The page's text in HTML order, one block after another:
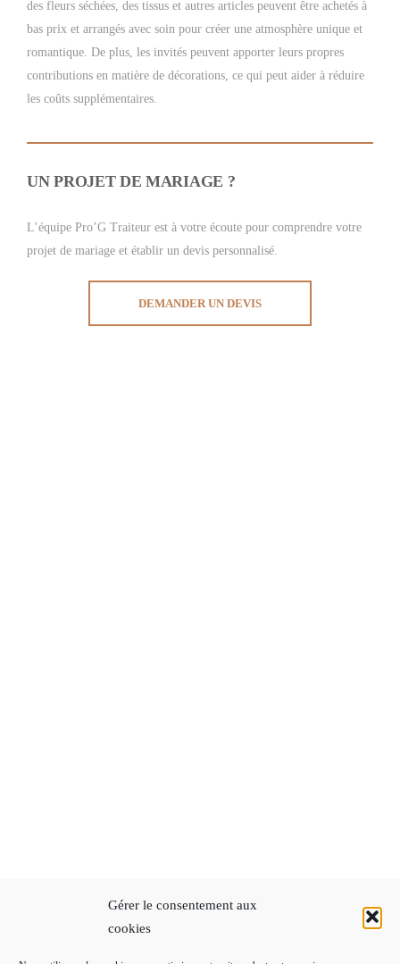
Gérer le consentement aux
cookies
des fleurs séchées, des tissus et autres articles peuvent être achetés à
bas prix et arrangés avec soin pour créer une atmosphère unique et
romantique. De plus, les invités peuvent apporter leurs propres
contributions en matière de décorations, ce qui peut aider à réduire
les coûts supplémentaires.
UN PROJET DE MARIAGE ?
L’équipe Pro’G Traiteur est à votre écoute pour comprendre votre
projet de mariage et établir un devis personnalisé.
DEMANDER UN DEVIS